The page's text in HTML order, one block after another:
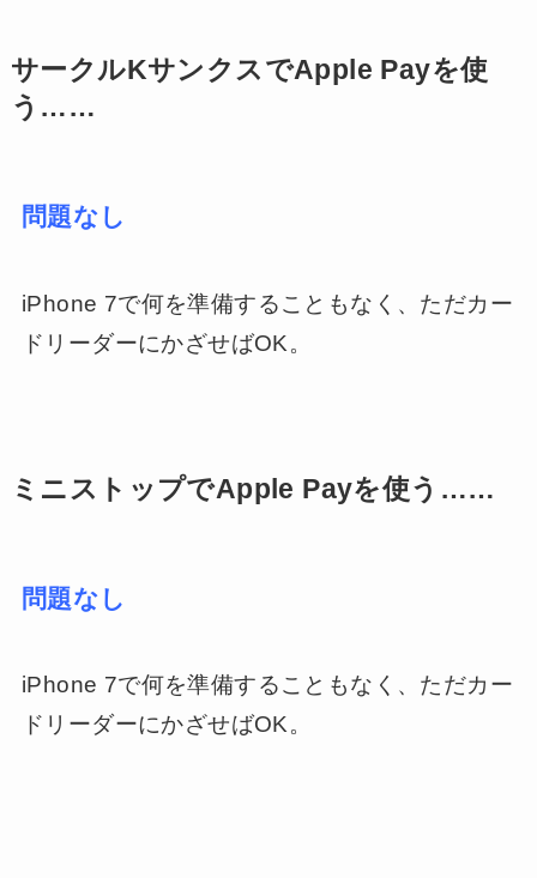
サークルKサンクスでApple Payを使
う……
問題なし
iPhone 7で何を準備することもなく、ただカー
ドリーダーにかざせばOK。
ミニストップでApple Payを使う……
問題なし
iPhone 7で何を準備することもなく、ただカー
ドリーダーにかざせばOK。